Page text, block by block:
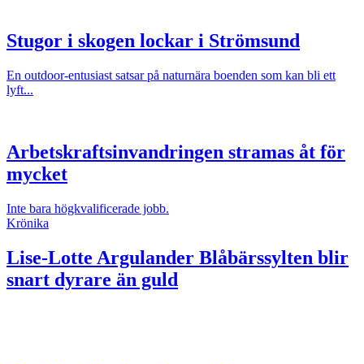
Stugor i skogen lockar i Strömsund
En outdoor-entusiast satsar på naturnära boenden som kan bli ett
lyft...
Arbetskraftsinvandringen stramas åt för
mycket
Inte bara högkvalificerade jobb.
Krönika
Lise-Lotte Argulander Blåbärssylten blir
snart dyrare än guld